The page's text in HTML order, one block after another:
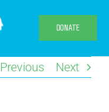
DONATE
Previous Next